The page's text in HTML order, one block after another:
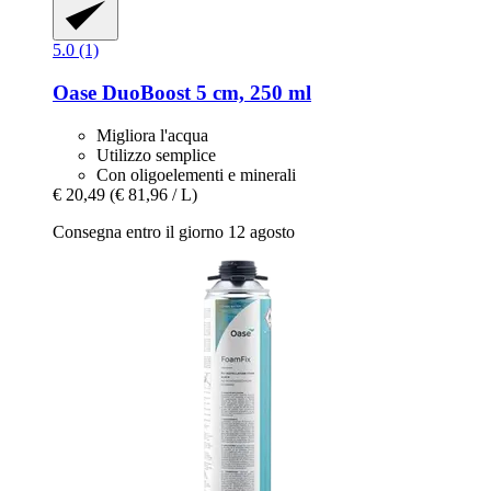
5.0 (1)
Oase DuoBoost 5 cm, 250 ml
Migliora l'acqua
Utilizzo semplice
Con oligoelementi e minerali
€ 20,49 (€ 81,96 / L)
Consegna entro il giorno 12 agosto